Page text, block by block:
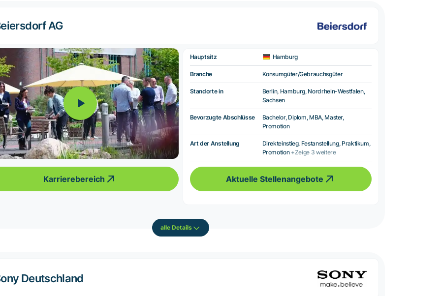
AG
Karrierebereich
Hauptsitz Hamburg
Branche Konsumgüter/Gebrauchsgüter
Standorte in
Berlin, Hamburg, Nordrhein-Westfalen,
Sachsen
Bevorzugte Abschlüsse
Bachelor, Diplom, MBA, Master,
Promotion
Art der Anstellung
Direkteinstieg, Festanstellung, Praktikum,
Promotion +Zeige 3 weitere
Aktuelle Stellenangebote
alle Details
Deutschland